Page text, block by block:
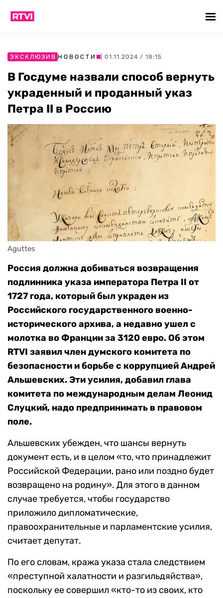
ЭКСКЛЮЗИВ НОВОСТИ | 01.11.2024 / 18:15
В Госдуме назвали способ вернуть
украденный и проданный указ
Петра II в Россию
Aguttes
Россия должна добиваться возвращения
подлинника указа императора Петра II от
1727 года, который был украден из
Российского государственного военно-
исторического архива, а недавно ушел с
молотка во Франции за 3120 евро. Об этом
RTVI заявил член думского комитета по
безопасности и борьбе с коррупцией Андрей
Альшевских. Эти усилия, добавил глава
комитета по международным делам Леонид
Слуцкий, надо предпринимать в правовом
поле.
Альшевских убежден, что шансы вернуть
документ есть, и в целом «то, что принадлежит
Российской Федерации, рано или поздно будет
возвращено на родину». Для этого в данном
случае требуется, чтобы государство
приложило дипломатические,
правоохранительные и парламентские усилия,
считает депутат.
По его словам, кража указа стала следствием
«преступной халатности и разгильдяйства»,
поскольку ее совершил «кто-то из своих, кто